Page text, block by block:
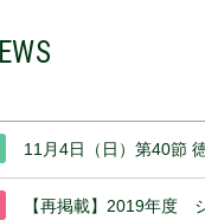
11月4日（日）第40節
【再掲載】2019年度